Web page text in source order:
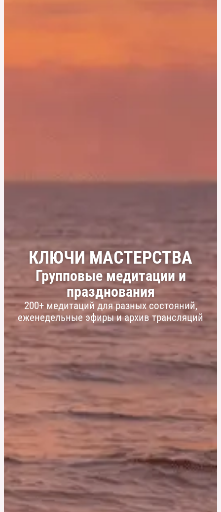
КЛЮЧИ МАСТЕРСТВА
Групповые медитации и
празднования
200+ медитаций для разных состояний,
еженедельные эфиры и архив трансляций